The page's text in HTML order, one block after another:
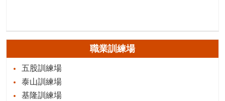
職業訓練場
五股訓練場
泰山訓練場
基隆訓練場